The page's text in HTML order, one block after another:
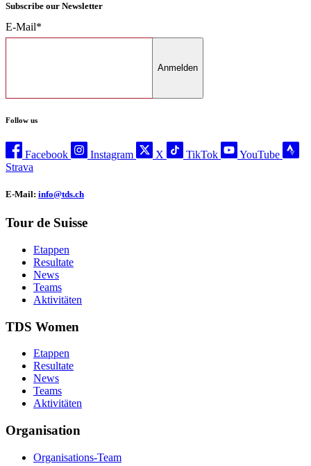
Subscribe our Newsletter
E-Mail*
Anmelden
Follow us
Facebook Instagram X TikTok
YouTube
Strava
E-Mail: info@tds.ch
Tour de Suisse
Etappen
Resultate
News
Teams
Aktivitäten
TDS Women
Etappen
Resultate
News
Teams
Aktivitäten
Organisation
Organisations-Team